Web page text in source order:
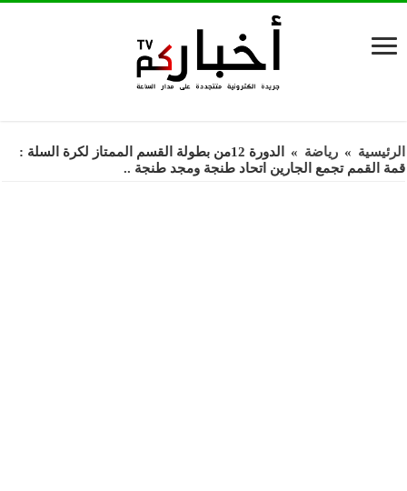
الرئيسية » رياضة »
الدورة 12من بطولة القسم الممتاز لكرة السلة :
قمة القمم تجمع الجارين اتحاد طنجة ومجد طنجة ..